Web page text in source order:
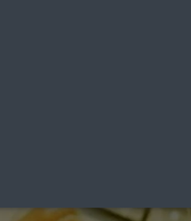
força